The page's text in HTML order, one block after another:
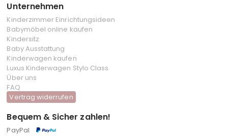
Unternehmen
Kinderzimmer Einrichtungsideen
Babymöbel online kaufen
Kindersitz
Baby Ausstattung
Kinderwagen kaufen
Luxus Kinderwagen Stylo Class
Über uns
FAQ
Vertrag widerrufen
Bequem & Sicher zahlen!
PayPal